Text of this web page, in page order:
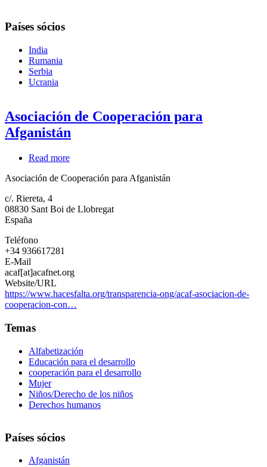
Países sócios
India
Rumania
Serbia
Ucrania
Asociación de Cooperación para
Afganistán
Read more
de
Afganistán
Asociación de Cooperación para Afganistán
c/. Riereta, 4
08830 Sant Boi de Llobregat
España
Teléfono
+34 936617281
E-Mail
acaf[at]acafnet.org
Website/URL
https://www.hacesfalta.org/transparencia-ong/acaf-asociacion-de-
cooperacion-con…
Temas
Alfabetización
Educación para el desarrollo
cooperación para el desarrollo
Mujer
Niños/Derecho de los niños
Derechos humanos
Países sócios
Afganistán